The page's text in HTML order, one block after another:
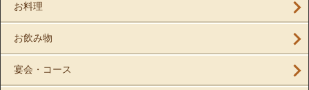
お料理
お飲み物
宴会・コース